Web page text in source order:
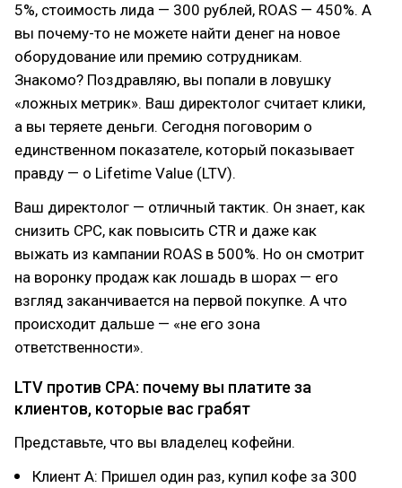
5%, стоимость лида — 300 рублей, ROAS — 450%. А
вы почему-то не можете найти денег на новое
оборудование или премию сотрудникам.
Знакомо? Поздравляю, вы попали в ловушку
«ложных метрик». Ваш директолог считает клики,
а вы теряете деньги. Сегодня поговорим о
единственном показателе, который показывает
правду — о Lifetime Value (LTV).
Ваш директолог — отличный тактик. Он знает, как
снизить CPC, как повысить CTR и даже как
выжать из кампании ROAS в 500%. Но он смотрит
на воронку продаж как лошадь в шорах — его
взгляд заканчивается на первой покупке. А что
происходит дальше — «не его зона
ответственности».
LTV против CPA: почему вы платите за
клиентов, которые вас грабят
Представьте, что вы владелец кофейни.
Клиент А: Пришел один раз, купил кофе за 300